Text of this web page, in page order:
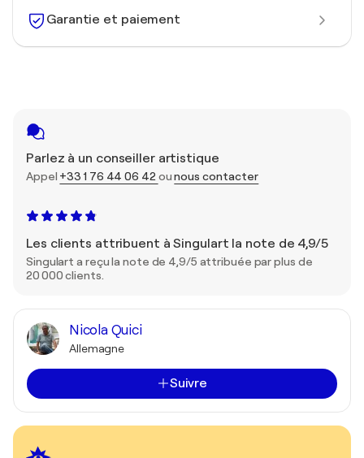
Garantie et paiement
Parlez à un conseiller artistique
Appel +33 1 76 44 06 42 ounous contacter
Les clients attribuent à Singulart la note de 4,9/5
Singulart a reçu la note de 4,9/5 attribuée par plus de
20 000 clients.
Nicola Quici
Allemagne
Suivre